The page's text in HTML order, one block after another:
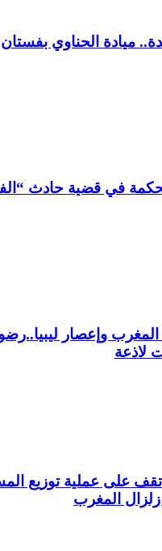
ميادة الحناوي
في قضية حادث
وإعصار
لاذعة
على عملية توزيع
زلزال المغرب